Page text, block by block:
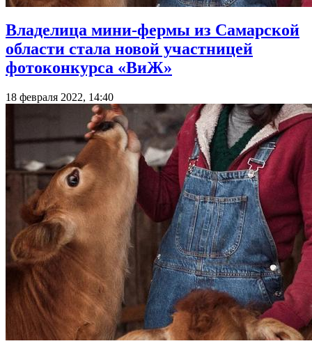
Владелица мини-фермы из Самарской
области стала новой участницей
фотоконкурса «ВиЖ»
18 февраля 2022, 14:40